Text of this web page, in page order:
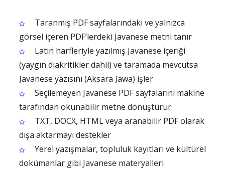
Taranmış PDF sayfalarındaki ve yalnızca
görsel içeren PDF’lerdeki Javanese metni tanır
Latin harfleriyle yazılmış Javanese içeriği
(yaygın diakritikler dahil) ve taramada mevcutsa
Javanese yazısını (Aksara Jawa) işler
Seçilemeyen Javanese PDF sayfalarını makine
tarafından okunabilir metne dönüştürür
TXT, DOCX, HTML veya aranabilir PDF olarak
dışa aktarmayı destekler
Yerel yazışmalar, topluluk kayıtları ve kültürel
dokümanlar gibi Javanese materyalleri